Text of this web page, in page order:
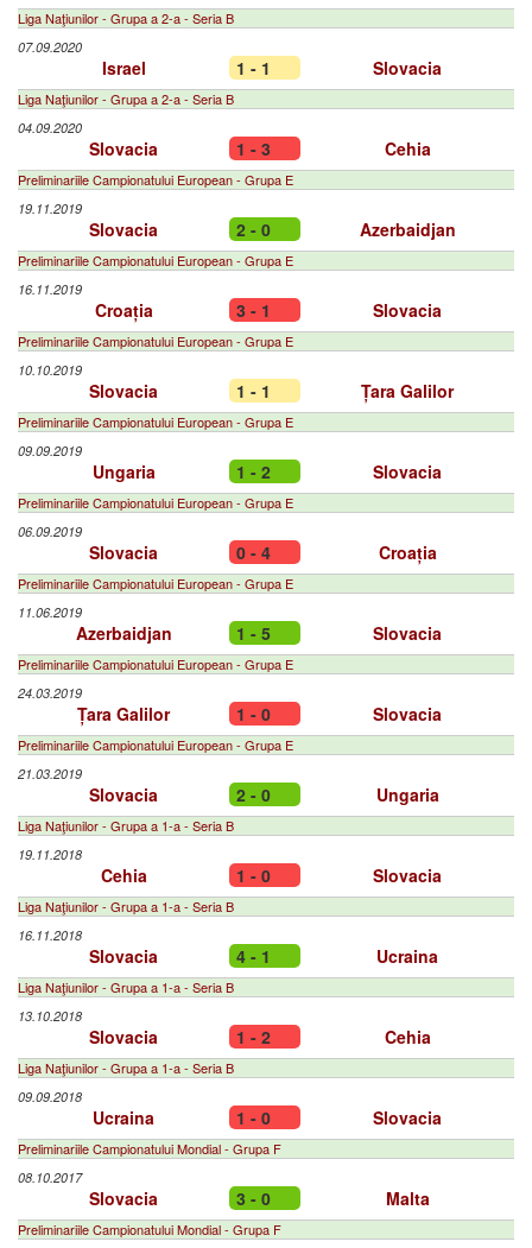
Liga Naţiunilor - Grupa a 2-a - Seria B
07.09.2020
Israel 1 - 1 Slovacia
Liga Naţiunilor - Grupa a 2-a - Seria B
04.09.2020
Slovacia 1 - 3 Cehia
Preliminariile Campionatului European - Grupa E
19.11.2019
Slovacia 2 - 0 Azerbaidjan
Preliminariile Campionatului European - Grupa E
16.11.2019
Croația 3 - 1 Slovacia
Preliminariile Campionatului European - Grupa E
10.10.2019
Slovacia 1 - 1 Țara Galilor
Preliminariile Campionatului European - Grupa E
09.09.2019
Ungaria 1 - 2 Slovacia
Preliminariile Campionatului European - Grupa E
06.09.2019
Slovacia 0 - 4 Croația
Preliminariile Campionatului European - Grupa E
11.06.2019
Azerbaidjan 1 - 5 Slovacia
Preliminariile Campionatului European - Grupa E
24.03.2019
Țara Galilor 1 - 0 Slovacia
Preliminariile Campionatului European - Grupa E
21.03.2019
Slovacia 2 - 0 Ungaria
Liga Naţiunilor - Grupa a 1-a - Seria B
19.11.2018
Cehia 1 - 0 Slovacia
Liga Naţiunilor - Grupa a 1-a - Seria B
16.11.2018
Slovacia 4 - 1 Ucraina
Liga Naţiunilor - Grupa a 1-a - Seria B
13.10.2018
Slovacia 1 - 2 Cehia
Liga Naţiunilor - Grupa a 1-a - Seria B
09.09.2018
Ucraina 1 - 0 Slovacia
Preliminariile Campionatului Mondial - Grupa F
08.10.2017
Slovacia 3 - 0 Malta
Preliminariile Campionatului Mondial - Grupa F